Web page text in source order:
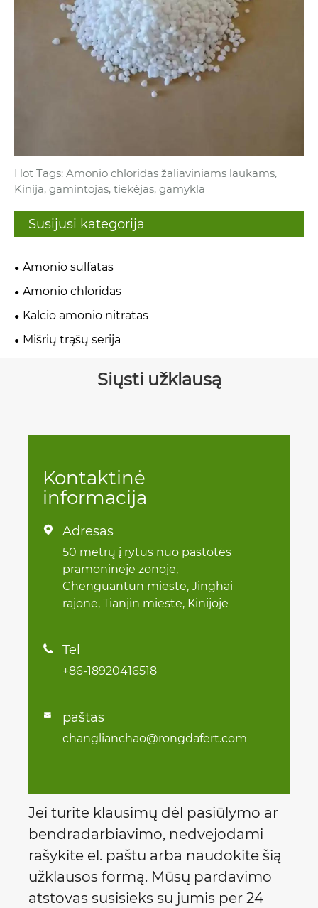
Hot Tags: Amonio chloridas žaliaviniams laukams,
Kinija, gamintojas, tiekėjas, gamykla
Susijusi kategorija
Amonio sulfatas
Amonio chloridas
Kalcio amonio nitratas
Mišrių trąšų serija
Siųsti užklausą
Kontaktinė
informacija
 Adresas
50 metrų į rytus nuo pastotės
pramoninėje zonoje,
Chenguantun mieste, Jinghai
rajone, Tianjin mieste, Kinijoje
 Tel
+86-18920416518
 paštas
changlianchao@rongdafert.com
Jei turite klausimų dėl pasiūlymo ar
bendradarbiavimo, nedvejodami
rašykite el. paštu arba naudokite šią
užklausos formą. Mūsų pardavimo
atstovas susisieks su jumis per 24